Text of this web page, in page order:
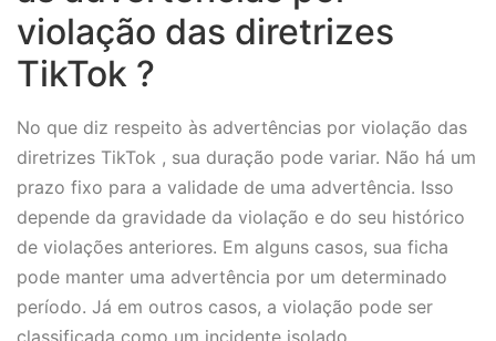
violação das diretrizes
TikTok ?
No que diz respeito às advertências por violação das
diretrizes TikTok , sua duração pode variar. Não há um
prazo fixo para a validade de uma advertência. Isso
depende da gravidade da violação e do seu histórico
de violações anteriores. Em alguns casos, sua ficha
pode manter uma advertência por um determinado
período. Já em outros casos, a violação pode ser
classificada como um incidente isolado.